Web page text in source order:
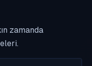
zamanda